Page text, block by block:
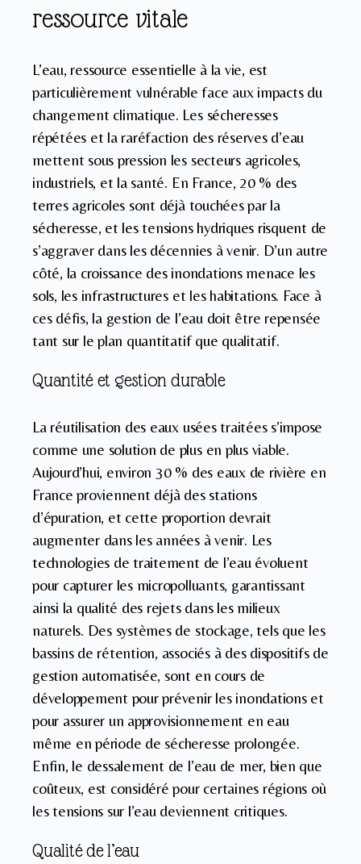
ressource vitale
L’eau, ressource essentielle à la vie, est
particulièrement vulnérable face aux impacts du
changement climatique. Les sécheresses
répétées et la raréfaction des réserves d’eau
mettent sous pression les secteurs agricoles,
industriels, et la santé. En France, 20 % des
terres agricoles sont déjà touchées par la
sécheresse, et les tensions hydriques risquent de
s’aggraver dans les décennies à venir. D’un autre
côté, la croissance des inondations menace les
sols, les infrastructures et les habitations. Face à
ces défis, la gestion de l’eau doit être repensée
tant sur le plan quantitatif que qualitatif.
Quantité et gestion durable
La réutilisation des eaux usées traitées s’impose
comme une solution de plus en plus viable.
Aujourd’hui, environ 30 % des eaux de rivière en
France proviennent déjà des stations
d’épuration, et cette proportion devrait
augmenter dans les années à venir. Les
technologies de traitement de l’eau évoluent
pour capturer les micropolluants, garantissant
ainsi la qualité des rejets dans les milieux
naturels. Des systèmes de stockage, tels que les
bassins de rétention, associés à des dispositifs de
gestion automatisée, sont en cours de
développement pour prévenir les inondations et
pour assurer un approvisionnement en eau
même en période de sécheresse prolongée.
Enfin, le dessalement de l’eau de mer, bien que
coûteux, est considéré pour certaines régions où
les tensions sur l’eau deviennent critiques.
Qualité de l’eau